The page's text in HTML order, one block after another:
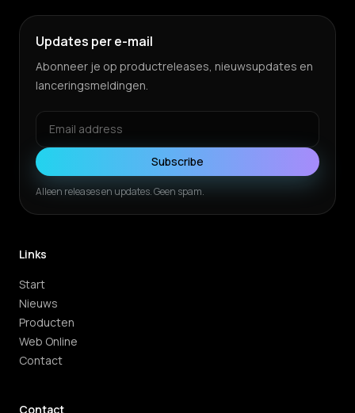
Updates per e-mail
Abonneer je op productreleases, nieuwsupdates en
lanceringsmeldingen.
Subscribe
Alleen releases en updates. Geen spam.
Links
Start
Nieuws
Producten
Web Online
Contact
Contact